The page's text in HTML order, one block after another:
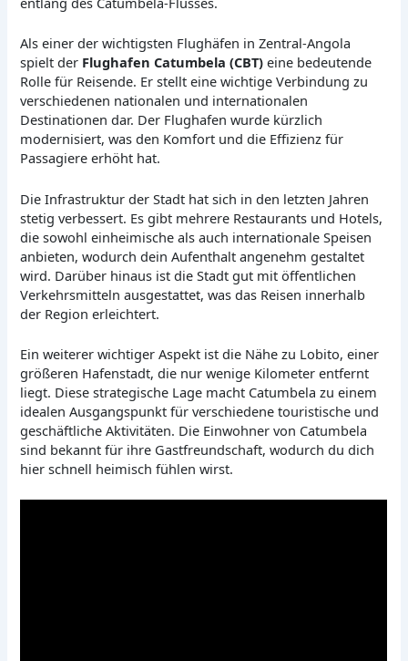
Als einer der wichtigsten Flughäfen in Zentral-Angola
spielt der Flughafen Catumbela (CBT) eine bedeutende
Rolle für Reisende. Er stellt eine wichtige Verbindung zu
verschiedenen nationalen und internationalen
Destinationen dar. Der Flughafen wurde kürzlich
modernisiert, was den Komfort und die Effizienz für
Passagiere erhöht hat.
Die Infrastruktur der Stadt hat sich in den letzten Jahren
stetig verbessert. Es gibt mehrere Restaurants und Hotels,
die sowohl einheimische als auch internationale Speisen
anbieten, wodurch dein Aufenthalt angenehm gestaltet
wird. Darüber hinaus ist die Stadt gut mit öffentlichen
Verkehrsmitteln ausgestattet, was das Reisen innerhalb
der Region erleichtert.
Ein weiterer wichtiger Aspekt ist die Nähe zu Lobito, einer
größeren Hafenstadt, die nur wenige Kilometer entfernt
liegt. Diese strategische Lage macht Catumbela zu einem
idealen Ausgangspunkt für verschiedene touristische und
geschäftliche Aktivitäten. Die Einwohner von Catumbela
sind bekannt für ihre Gastfreundschaft, wodurch du dich
hier schnell heimisch fühlen wirst.